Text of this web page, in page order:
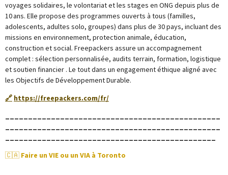
voyages solidaires, le volontariat et les stages en ONG depuis plus de
10 ans. Elle propose des programmes ouverts à tous (familles,
adolescents, adultes solo, groupes) dans plus de 30 pays, incluant des
missions en environnement, protection animale, éducation,
construction et social. Freepackers assure un accompagnement
complet : sélection personnalisée, audits terrain, formation, logistique
et soutien financier . Le tout dans un engagement éthique aligné avec
les Objectifs de Développement Durable.
🔗 https://freepackers.com/fr/
🇨🇦 Faire un VIE ou un VIA à Toronto